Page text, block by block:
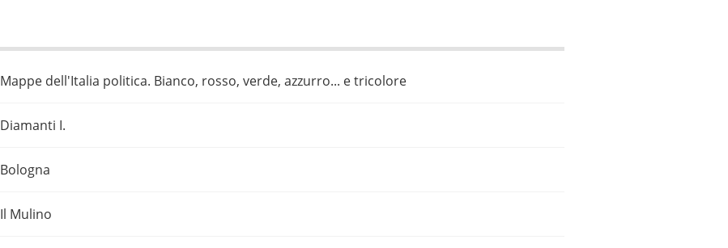
Mappe dell'Italia politica. Bianco, rosso, verde, azzurro... e tricolore
Diamanti I.
Bologna
Il Mulino